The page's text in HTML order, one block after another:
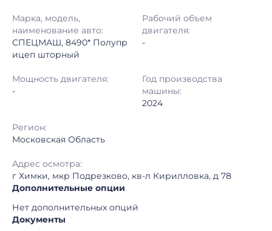
Шаг торгов: 50 000 ₽
Кол-во ставок:
Регион: Московская Область
Марка, модель,
наименование авто:
СПЕЦМАШ, 8490* Полупр
ицеп шторный
Рабочий объем
двигателя:
-
Мощность двигателя:
-
Год производства
машины:
2024
Регион:
Московская Область
Адрес осмотра:
г Химки, мкр Подрезково, кв-л Кирилловка, д 78
Дополнительные опции
Нет дополнительных опций
Документы